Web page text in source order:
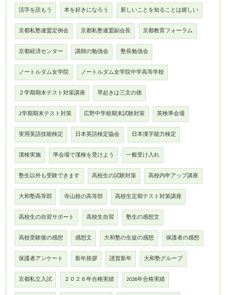
活字を読もう 本を好きになろう 新しいことを知ることは嬉しい
京都私塾連盟定例会 京都私塾連盟副会長 京都教育フォーラム
京都経済センター 講師の勉強会 塾長勉強会
ノートルダム女学院 ノートルダム女学院中学高等学校
２学期期末テスト対策講座 早起きは三文の徳
2学期期末テスト対策 広野中学校期末試験対策 英検準会場
実用英語技能検定 日本英語検定協会 日本漢字能力検定
漢検実施 準会場で漢検を受けよう 一般受け入れ
塾生以外も受験できます 高校生の試験対策 高校内申アップ講座
大和塾高等部 寺山校の高等部 高校生定期テスト対策講座
高校生の自習サポート 高校生自習 塾生の感想文
高校受験後の感想 感想文 大和塾の生徒の感想 保護者の感想
保護者アンケート 新年挨拶 謹賀新年 大和塾グループ
京都私立入試 ２０２６年合格実績 2026年合格実績